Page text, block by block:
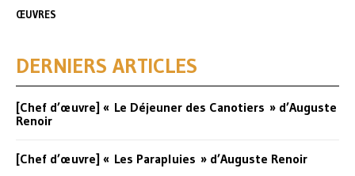
ŒUVRES
DERNIERS ARTICLES
[Chef d’œuvre] « Le Déjeuner des Canotiers » d’Auguste
Renoir
[Chef d’œuvre] « Les Parapluies » d’Auguste Renoir